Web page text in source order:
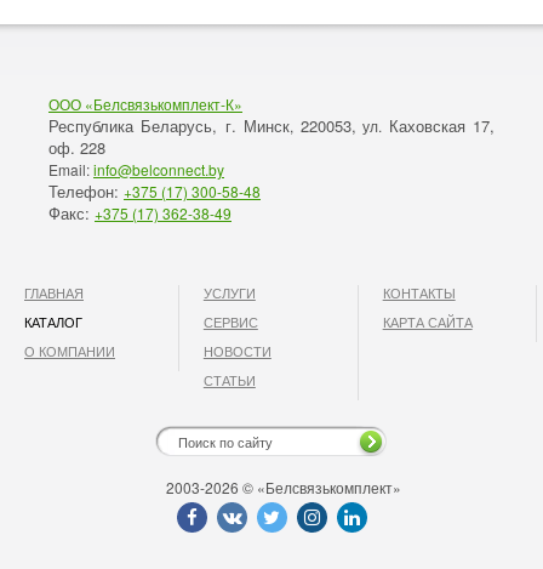
ООО «Белсвязькомплект-К»
Республика Беларусь, г. Минск, 220053, ул. Каховская 17,
оф. 228
Email:info@belconnect.by
Телефон: +375 (17) 300-58-48
Факс: +375 (17) 362-38-49
ГЛАВНАЯ
КАТАЛОГ
О КОМПАНИИ
УСЛУГИ
СЕРВИС
НОВОСТИ
СТАТЬИ
КОНТАКТЫ
КАРТА САЙТА
2003-2026 © «Белсвязькомплект»